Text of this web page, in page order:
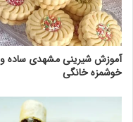
آموزش شیرینی مشهدی ساده و
خوشمزه خانگی